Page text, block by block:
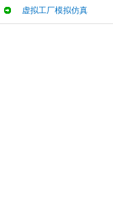
虚拟工厂模拟仿真